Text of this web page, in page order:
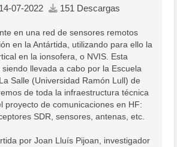
14-07-2022 151 Descargas
en una red de sensores remotos
en la Antártida, utilizando para ello la
en la ionsofera, o NVIS. Esta
llevada a cabo por la Escuela
Salle (Universidad Ramón Lull) de
de toda la infraestructura técnica
proyecto de comunicaciones en HF:
SDR, sensores, antenas, etc.
por Joan Lluís Pijoan, investigador